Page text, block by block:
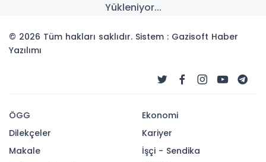
Yükleniyor...
© 2026 Tüm hakları saklıdır. Sistem : Gazisoft Haber
Yazılımı
ÖGG
Dilekçeler
Makale
Ekonomi
Kariyer
İşçi - Sendika